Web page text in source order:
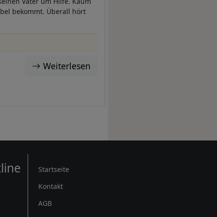
bekommt. Überall hört
Weiterlesen
Rechtliches
Startseite
Kontakt
AGB